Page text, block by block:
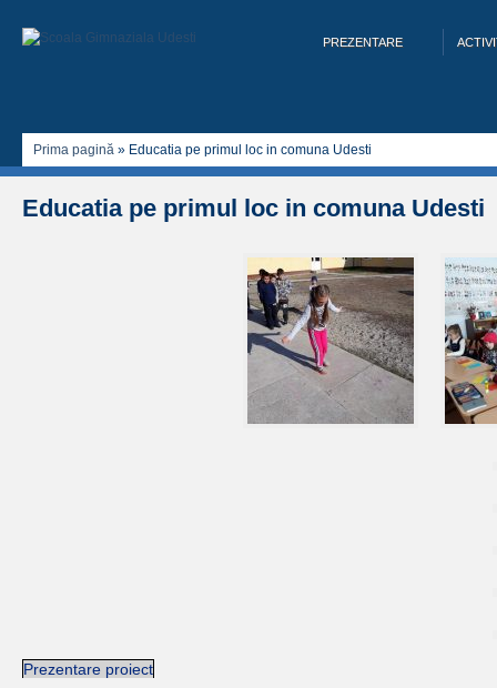
PREZENTARE
Prima pagină » Educatia pe primul loc in comuna Udesti
Educatia pe primul loc in comuna Udesti
Prezentare proiect